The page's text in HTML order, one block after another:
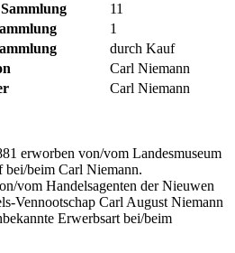
11
1
durch Kauf
Carl Niemann
Carl Niemann
erworben von/vom Landesmuseum
beim Carl Niemann.
vom Handelsagenten der Nieuwen
Vennootschap Carl August Niemann
Erwerbsart bei/beim